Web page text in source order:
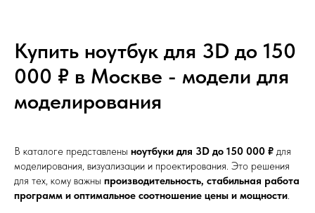
Купить ноутбук для 3D до 150
000 ₽ в Москве - модели для
моделирования
В каталоге представлены ноутбуки для 3D до 150 000 ₽ для
моделирования, визуализации и проектирования. Это решения
для тех, кому важны производительность, стабильная работа
программ и оптимальное соотношение цены и мощности.